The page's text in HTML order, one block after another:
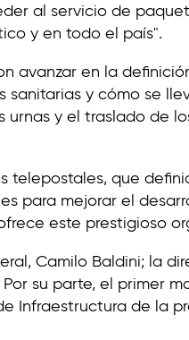
al servicio de
y en todo el país".
avanzar en la
sanitarias y cómo se
y el traslado de
telepostales, que
para mejorar el
este prestigioso
Camilo Baldini; la
su parte, el primer
Infraestructura de la